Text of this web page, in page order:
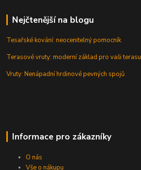
Nejčtenější na blogu
Tesařské kování: neocenitelný pomocník
Terasové vruty: moderní základ pro vaši terasu
Vruty: Nenápadní hrdinové pevných spojů
Informace pro zákazníky
O nás
Vše o nákupu